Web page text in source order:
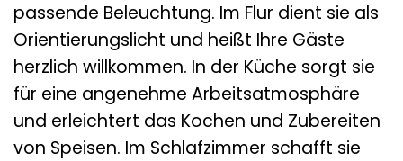
passende Beleuchtung. Im Flur dient sie als
Orientierungslicht und heißt Ihre Gäste
herzlich willkommen. In der Küche sorgt sie
für eine angenehme Arbeitsatmosphäre
und erleichtert das Kochen und Zubereiten
von Speisen. Im Schlafzimmer schafft sie